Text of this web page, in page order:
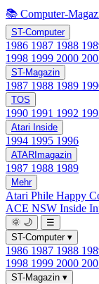
📚 Computer-
ST-Computer
1986 1987 1988
1998 1999 2000
ST-Magazin
1987 1988 1989
TOS
1990 1991 1992
Atari Inside
1994 1995 1996
ATARImagazin
1987 1988 1989
Mehr
Atari Phile Happy
ACE NSW Inside
🌞 🌙
☰
ST-Computer ▾
1986 1987 1988
1998 1999 2000
ST-Magazin ▾